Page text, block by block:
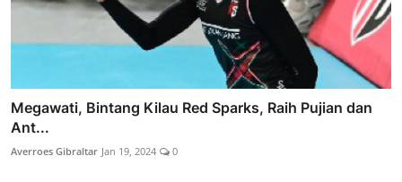
Megawati, Bintang Kilau Red Sparks, Raih Pujian dan
Ant...
Averroes Gibraltar Jan 19, 2024 0